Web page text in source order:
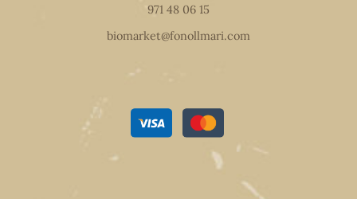
971 48 06 15
biomarket@fonollmari.com